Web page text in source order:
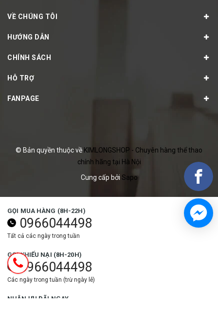
VỀ CHÚNG TÔI
HƯỚNG DẪN
CHÍNH SÁCH
HỖ TRỢ
FANPAGE
© Bản quyền thuộc về KIMLONGSHOP - Chuyên hàng thể thao
chính hãng tại Hà Nội
Cung cấp bởi Sapo
GỌI MUA HÀNG (8H-22H)
0966044498
Tất cả các ngày trong tuần
GỌI KHIẾU NẠI (8H-20H)
0966044498
Các ngày trong tuần (trừ ngày lễ)
NHẬN ƯU ĐÃI NGAY